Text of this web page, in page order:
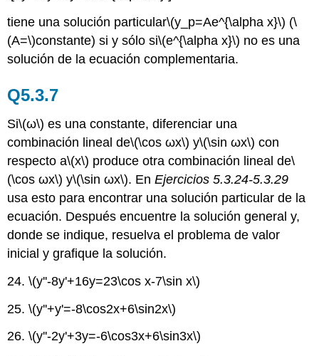
tiene una solución particular\(y_p=Ae^{\alpha x}\) (\
(A=\)constante) si y sólo si\(e^{\alpha x}\) no es una
solución de la ecuación complementaria.
Q5.3.7
Si\(ω\) es una constante, diferenciar una
combinación lineal de\(\cos ωx\) y\(\sin ωx\) con
respecto a\(x\) produce otra combinación lineal de\
(\cos ωx\) y\(\sin ωx\). EnEjercicios 5.3.24-5.3.29
usa esto para encontrar una solución particular de la
ecuación. Después encuentre la solución general y,
donde se indique, resuelva el problema de valor
inicial y grafique la solución.
24.\(y''-8y'+16y=23\cos x-7\sin x\)
25.\(y''+y'=-8\cos2x+6\sin2x\)
26.\(y''-2y'+3y=-6\cos3x+6\sin3x\)